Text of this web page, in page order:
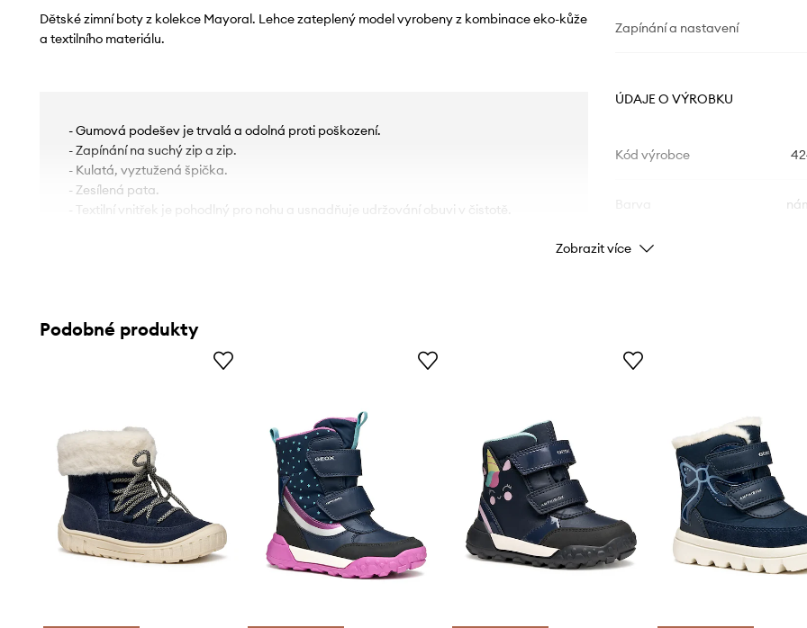
Dětské zimní boty z kolekce Mayoral. Lehce zateplený model vyrobeny z kombinace eko-kůže
a textilního materiálu.
- Gumová podešev je trvalá a odolná proti poškození.
- Zapínání na suchý zip a zip.
- Kulatá, vyztužená špička.
- Zesílená pata.
- Textilní vnitřek je pohodlný pro nohu a usnadňuje udržování obuvi v čistotě.
Zapínání a nastavení
ÚDAJE O VÝROBKU
Kód výrobce
Značka
ID produktu
Zobrazit více
Podobné produkty